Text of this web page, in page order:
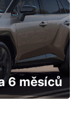
6 měsíců